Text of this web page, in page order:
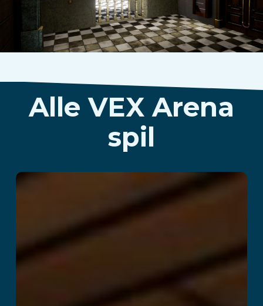
Alle VEX Arena
spil
Kitchen Panic!